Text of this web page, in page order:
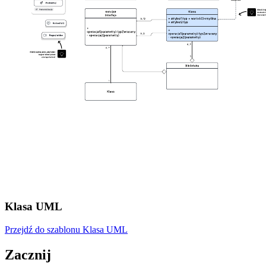
Klasa UML
Przejdź do szablonu Klasa UML
Zacznij